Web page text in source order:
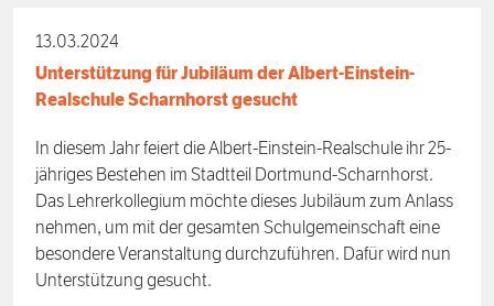
13.03.2024
Unterstützung für Jubiläum der Albert-Einstein-
Realschule Scharnhorst gesucht
In diesem Jahr feiert die Albert-Einstein-Realschule ihr 25-
jähriges Bestehen im Stadtteil Dortmund-Scharnhorst.
Das Lehrerkollegium möchte dieses Jubiläum zum Anlass
nehmen, um mit der gesamten Schulgemeinschaft eine
besondere Veranstaltung durchzuführen. Dafür wird nun
Unterstützung gesucht.